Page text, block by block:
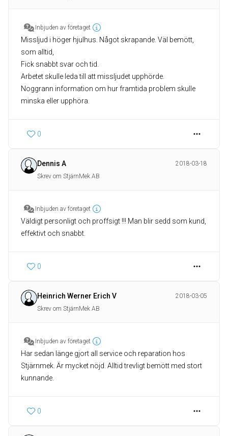
Inbjuden av företaget
Missljud i höger hjulhus. Något skrapande. Väl bemött,
som alltid,
Fick snabbt svar och tid.
Arbetet skulle leda till att missljudet upphörde.
Noggrann information om hur framtida problem skulle
minska eller upphöra.
0
Dennis A
2018-03-18
Skrev om StjärnMek AB
Inbjuden av företaget
Väldigt personligt och proffsigt !!! Man blir sedd som kund,
effektivt och snabbt.
0
Heinrich Werner Erich V
2018-03-05
Skrev om StjärnMek AB
Inbjuden av företaget
Har sedan länge gjort all service och reparation hos
Stjärnmek. Är mycket nöjd. Alltid trevligt bemött med stort
kunnande.
0